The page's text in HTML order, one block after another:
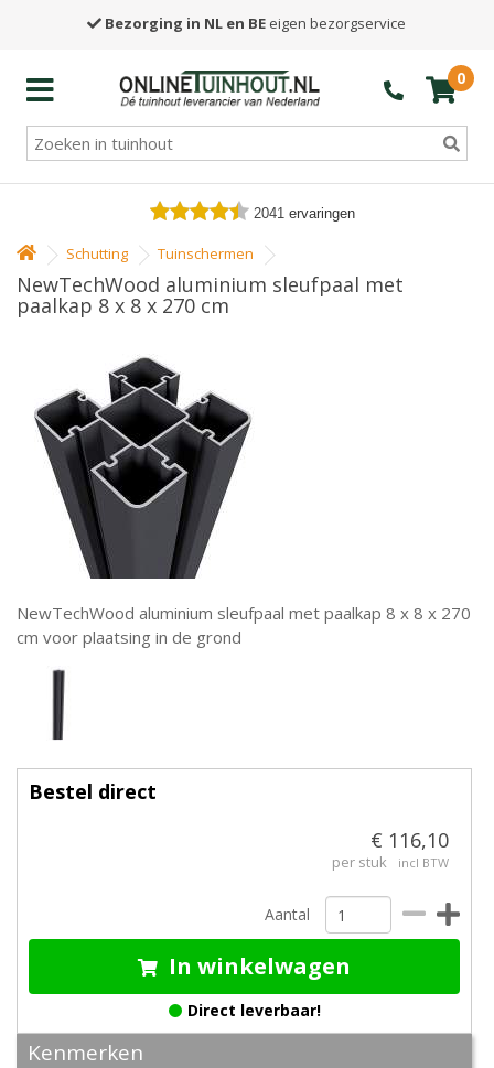
Bezorging in NL en BE eigen bezorgservice
0
2041 ervaringen
Schutting Tuinschermen
NewTechWood aluminium sleufpaal met
paalkap 8 x 8 x 270 cm
NewTechWood aluminium sleufpaal met paalkap 8 x 8 x 270
cm voor plaatsing in de grond
Bestel direct
€ 116,10
per stuk incl BTW
Aantal
In winkelwagen
Direct leverbaar!
Kenmerken